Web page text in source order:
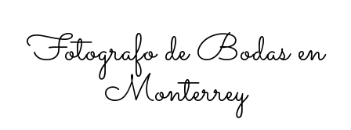
Fotografo de Bodas en
Monterrey